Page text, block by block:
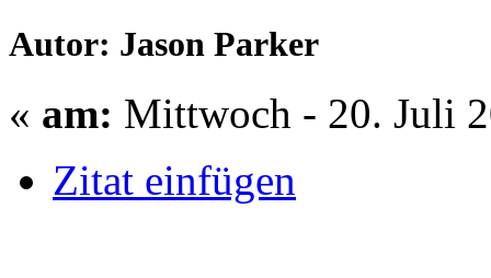
Autor: Jason Parker
« am: Mittwoch - 20. Juli
Zitat einfügen